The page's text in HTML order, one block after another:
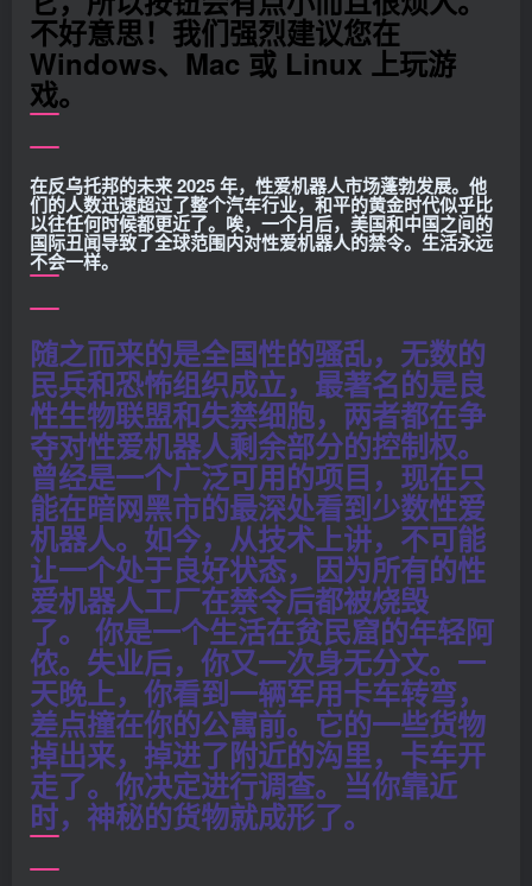
不好意思！我们强烈建议您在
Windows、Mac 或 Linux 上玩游
戏。
在反乌托邦的未来 2025 年，性爱机器人市场蓬勃发展。他
们的人数迅速超过了整个汽车行业，和平的黄金时代似乎比
以往任何时候都更近了。唉，一个月后，美国和中国之间的
国际丑闻导致了全球范围内对性爱机器人的禁令。生活永远
不会一样。
随之而来的是全国性的骚乱，无数的
民兵和恐怖组织成立，最著名的是良
性生物联盟和失禁细胞，两者都在争
夺对性爱机器人剩余部分的控制权。
曾经是一个广泛可用的项目，现在只
能在暗网黑市的最深处看到少数性爱
机器人。如今，从技术上讲，不可能
让一个处于良好状态，因为所有的性
爱机器人工厂在禁令后都被烧毁
了。 你是一个生活在贫民窟的年轻阿
侬。失业后，你又一次身无分文。一
天晚上，你看到一辆军用卡车转弯，
差点撞在你的公寓前。它的一些货物
掉出来，掉进了附近的沟里，卡车开
走了。你决定进行调查。当你靠近
时，神秘的货物就成形了。